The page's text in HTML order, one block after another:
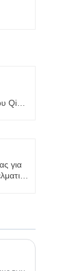
Qi
για